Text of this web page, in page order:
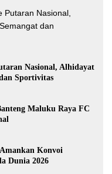
Nasional, Alhidayat
Sportivitas
Maluku Raya FC
Konvoi
Dunia 2026